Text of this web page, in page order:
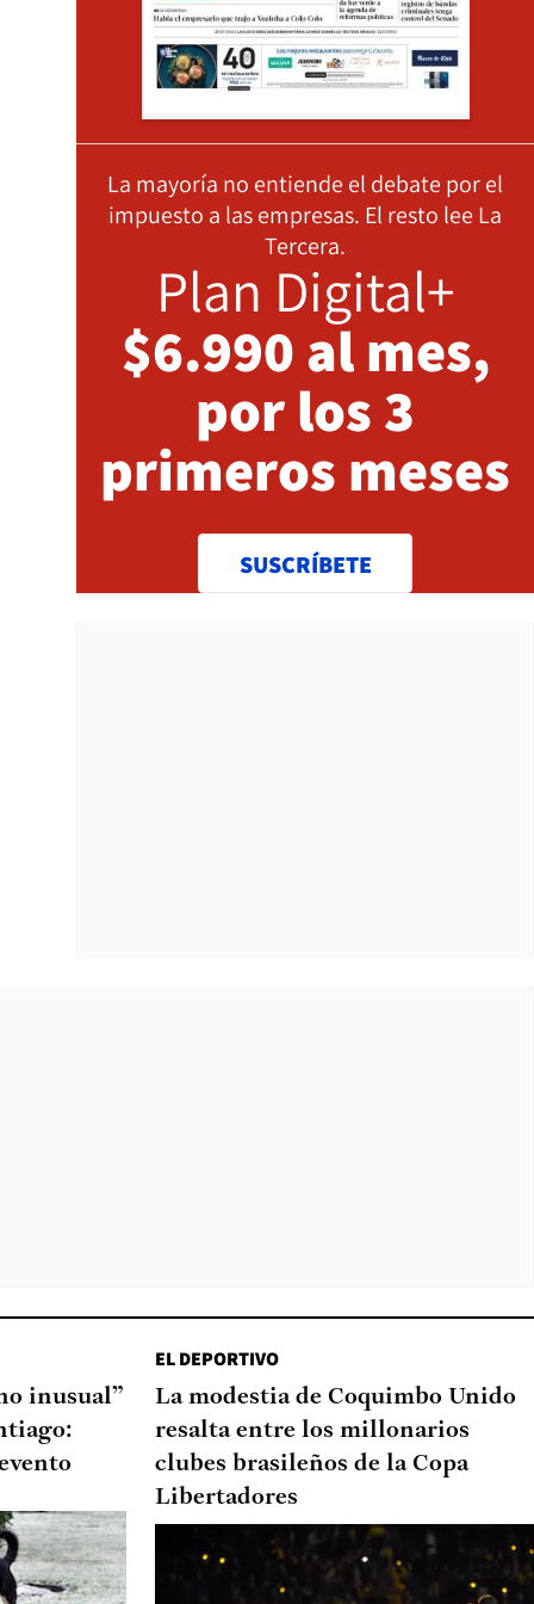
La mayoría no entiende el debate por el
impuesto a las empresas. El resto lee La
Tercera.
Plan Digital+
$6.990 al mes,
por los 3
primeros meses
SUSCRÍBETE
inusual”
EL DEPORTIVO
La modestia de Coquimbo Unido
resalta entre los millonarios
clubes brasileños de la Copa
Libertadores